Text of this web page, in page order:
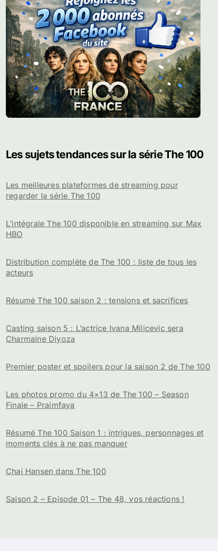
Les sujets tendances sur la série The 100
Les meilleures plateformes de streaming pour
regarder la série The 100
L’intégrale The 100 disponible en streaming sur Max
HBO
Distribution complète de The 100 : liste de tous les
acteurs
Résumé The 100 saison 2 : tensions et sacrifices
Casting saison 5 : L’actrice Ivana Milicevic sera
Charmaine Diyoza
Premier poster et spoilers pour la saison 2 de The 100
Les photos promo du 4×13 de The 100 – Season
Finale – Praimfaya
Résumé The 100 Saison 1 : intrigues, personnages et
moments clés à ne pas manquer
Chai Hansen dans The 100
Saison 2 – Episode 01 – The 48, vos réactions !